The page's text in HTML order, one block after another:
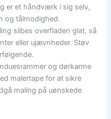
er et håndværk i sig selv,
og tålmodighed.
slibes overfladen glat, så
eller ujævnheder. Støv
og dørkarme
malertape for at sikre
maling på uønskede